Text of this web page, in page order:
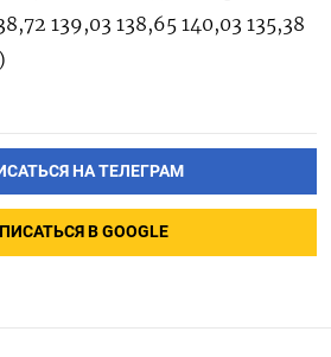
НА ТЕЛЕГРАМ
В GOOGLE